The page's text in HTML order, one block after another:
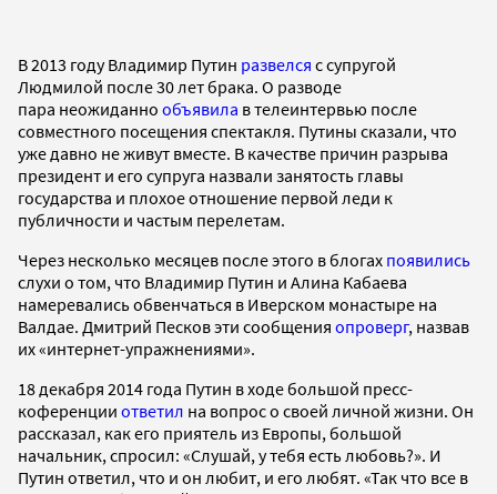
В 2013 году Владимир Путин развелся с супругой
Людмилой после 30 лет брака. О разводе
пара неожиданно объявила в телеинтервью после
совместного посещения спектакля. Путины сказали, что
уже давно не живут вместе. В качестве причин разрыва
президент и его супруга назвали занятость главы
государства и плохое отношение первой леди к
публичности и частым перелетам.
Через несколько месяцев после этого в блогах появились
слухи о том, что Владимир Путин и Алина Кабаева
намеревались обвенчаться в Иверском монастыре на
Валдае. Дмитрий Песков эти сообщения опроверг, назвав
их «интернет-упражнениями».
18 декабря 2014 года Путин в ходе большой пресс-
коференции ответил на вопрос о своей личной жизни. Он
рассказал, как его приятель из Европы, большой
начальник, спросил: «Слушай, у тебя есть любовь?». И
Путин ответил, что и он любит, и его любят. «Так что все в